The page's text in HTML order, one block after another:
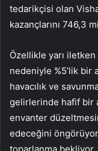
tedarikçisi olan
kazançlarını 746,3
Özellikle yarı
nedeniyle %5’lik bir
havacılık ve
gelirlerinde hafif bir
envanter
edeceğini öngörüyor